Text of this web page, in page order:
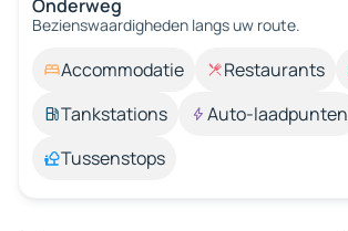
Onderweg
Bezienswaardigheden langs uw route.
Accommodatie Restaurants
Tankstations
Auto-laadpunten
Tussenstops